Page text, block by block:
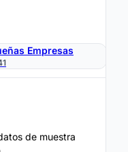
Empresas
de muestra